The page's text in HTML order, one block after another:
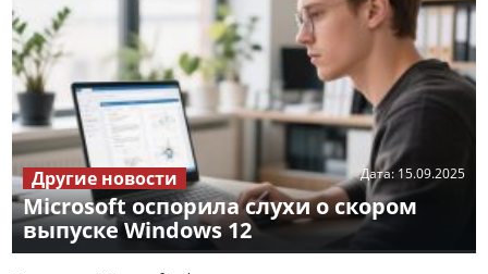
Microsoft оспорила слухи о скором
выпуске Windows 12
Дата: 15.09.2025
Другие новости